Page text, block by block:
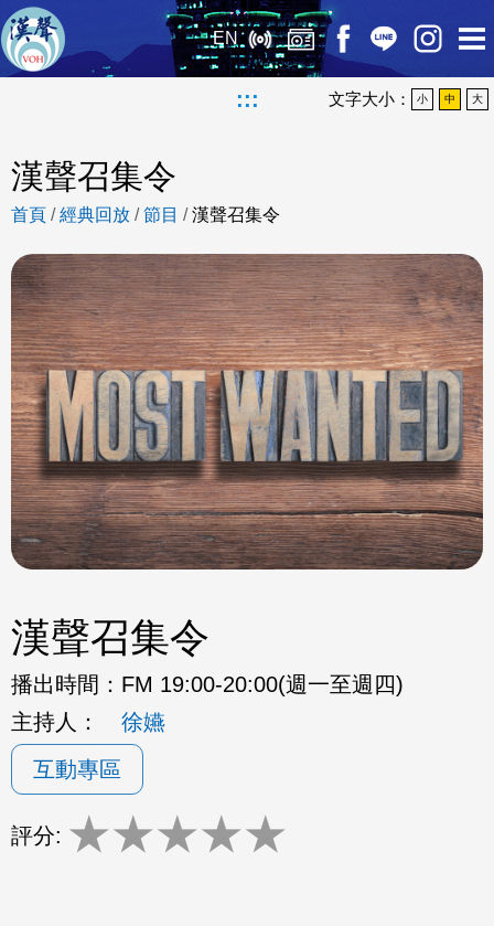
EN
::: 文字大小： 小 中 大
漢聲召集令
首頁 /經典回放 /節目 /漢聲召集令
漢聲召集令
播出時間： FM 19:00-20:00(週一至週四)
主持人：
徐嬿
互動專區
評分: ★★★★★